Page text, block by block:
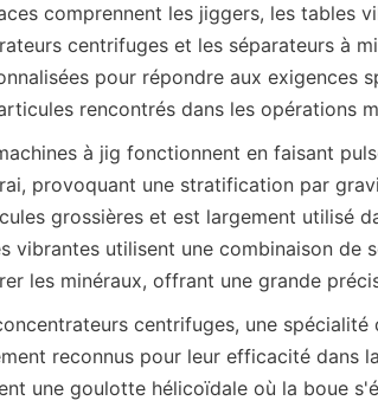
comprennent les jiggers, les tables
centrifuges et les séparateurs à
pour répondre aux exigences
à jig fonctionnent en faisant
provoquant une stratification par
grossières et est largement utilisé
vibrantes utilisent une combinaison de
centrifuges, une
reconnus pour leur efficacité dans
une goulotte hélicoïdale où la boue